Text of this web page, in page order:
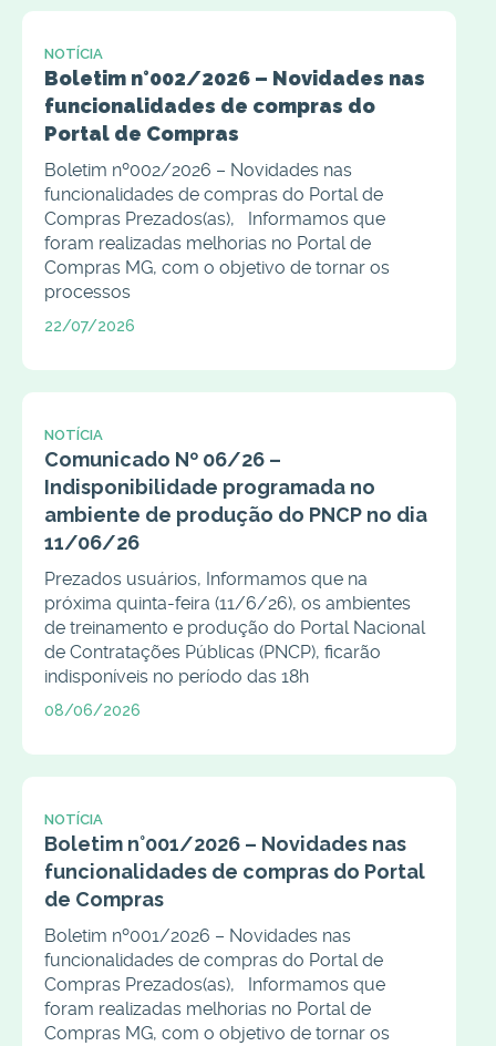
NOTÍCIA
Boletim n°002/2026 – Novidades nas
funcionalidades de compras do
Portal de Compras
Boletim nº002/2026 – Novidades nas
funcionalidades de compras do Portal de
Compras Prezados(as), Informamos que
foram realizadas melhorias no Portal de
Compras MG, com o objetivo de tornar os
processos
22/07/2026
NOTÍCIA
Comunicado Nº 06/26 –
Indisponibilidade programada no
ambiente de produção do PNCP no dia
11/06/26
Prezados usuários, Informamos que na
próxima quinta-feira (11/6/26), os ambientes
de treinamento e produção do Portal Nacional
de Contratações Públicas (PNCP), ficarão
indisponíveis no período das 18h
08/06/2026
NOTÍCIA
Boletim n°001/2026 – Novidades nas
funcionalidades de compras do Portal
de Compras
Boletim nº001/2026 – Novidades nas
funcionalidades de compras do Portal de
Compras Prezados(as), Informamos que
foram realizadas melhorias no Portal de
Compras MG, com o objetivo de tornar os